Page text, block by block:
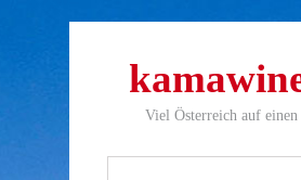
Viel Österreich auf